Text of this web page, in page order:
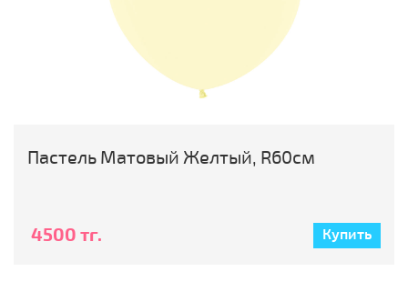
Пастель Матовый Желтый, R60см
4500 тг. Купить